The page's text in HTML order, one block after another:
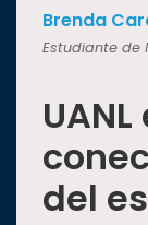
Brenda
Estudiante de
del